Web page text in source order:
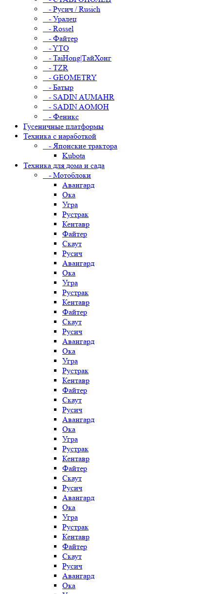
- Русич / Rusich
- Уралец
- Rossel
- Файтер
- YTO
- TaiHong|ТайХонг
- TZR
- GEOMETRY
- Батыр
- SADIN AUMAHR
- SADIN AOMOH
- Феникс
Гусеничные платформы
Техника с наработкой
- Японские трактора
Kubota
Техника для дома и сада
- Мотоблоки
Авангард
Ока
Угра
Рустрак
Кентавр
Файтер
Скаут
Русич
Авангард
Ока
Угра
Рустрак
Кентавр
Файтер
Скаут
Русич
Авангард
Ока
Угра
Рустрак
Кентавр
Файтер
Скаут
Русич
Авангард
Ока
Угра
Рустрак
Кентавр
Файтер
Скаут
Русич
Авангард
Ока
Угра
Рустрак
Кентавр
Файтер
Скаут
Русич
Авангард
Ока